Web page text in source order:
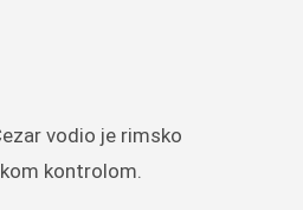
vodio je rimsko
kontrolom.